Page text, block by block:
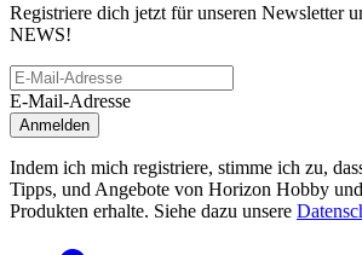
Registriere dich jetzt für unseren Newsletter
NEWS!
E-Mail-Adresse
Anmelden
Indem ich mich registriere, stimme ich zu,
Tipps, und Angebote von Horizon Hobby
Produkten erhalte. Siehe dazu unsere